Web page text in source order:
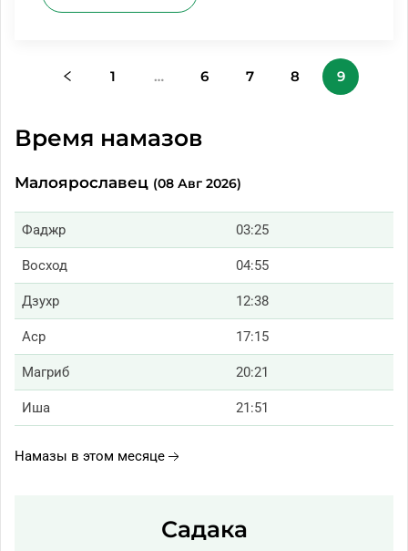
1 … 6 7 8 9
Время намазов
Малоярославец (08 Авг 2026)
Фаджр 03:25
Восход 04:55
Дзухр 12:38
Аср 17:15
Магриб 20:21
Иша 21:51
Намазы в этом месяце
Садака